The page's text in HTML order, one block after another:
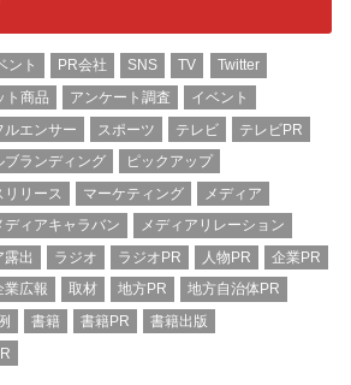
ント PR会社 SNS TV
Twitter
ト商品 アンケート調査
イベント
ルエンサー スポーツ テレビ
テレビPR
ブランディング
ピックアップ
リリース マーケティング
メディア
ディアキャラバン
メディアリレーション
露出 ラジオ ラジオPR 人物PR
企業PR
業広報 取材 地方PR
地方自治体PR
書籍 書籍PR
書籍出版